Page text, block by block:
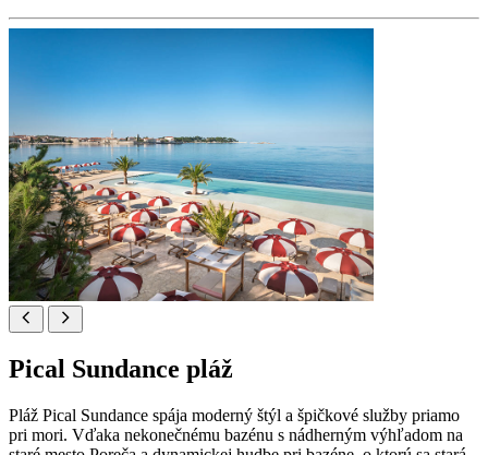
Pical Sundance pláž
Pláž Pical Sundance spája moderný štýl a špičkové služby priamo
pri mori. Vďaka nekonečnému bazénu s nádherným výhľadom na